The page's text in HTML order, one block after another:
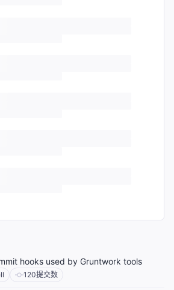
hooks used by Gruntwork tools
120提交数